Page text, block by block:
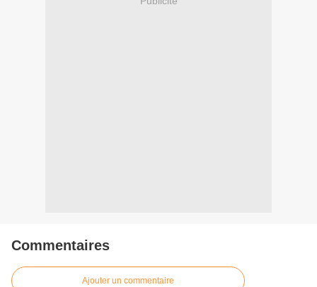
Commentaires
Ajouter un commentaire